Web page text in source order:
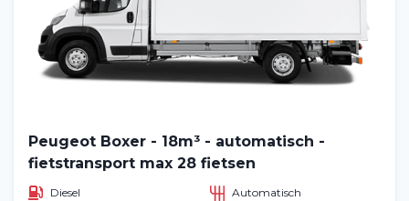
Peugeot Boxer - 18m³ - automatisch -
fietstransport max 28 fietsen
Diesel
Automatisch